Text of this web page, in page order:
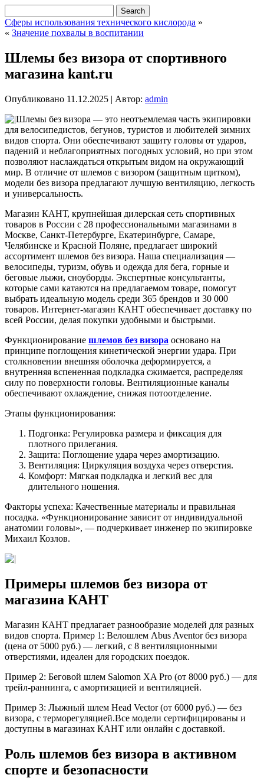
Сферы использования технического кислорода »
« Значение похвалы в воспитании
Шлемы без визора от спортивного
магазина kant.ru
Опубликовано 11.12.2025 | Автор: admin
Шлемы без визора — это неотъемлемая часть экипировки
для велосипедистов, бегунов, туристов и любителей зимних
видов спорта. Они обеспечивают защиту головы от ударов,
падений и неблагоприятных погодных условий, но при этом
позволяют наслаждаться открытым видом на окружающий
мир. В отличие от шлемов с визором (защитным щитком),
модели без визора предлагают лучшую вентиляцию, легкость
и универсальность.
Магазин КАНТ, крупнейшая дилерская сеть спортивных
товаров в России с 28 профессиональными магазинами в
Москве, Санкт-Петербурге, Екатеринбурге, Самаре,
Челябинске и Красной Поляне, предлагает широкий
ассортимент шлемов без визора. Наша специализация —
велосипеды, туризм, обувь и одежда для бега, горные и
беговые лыжи, сноуборды. Экспертные консультанты,
которые сами катаются на предлагаемом товаре, помогут
выбрать идеальную модель среди 365 брендов и 30 000
товаров. Интернет-магазин КАНТ обеспечивает доставку по
всей России, делая покупки удобными и быстрыми.
Функционирование шлемов без визора основано на
принципе поглощения кинетической энергии удара. При
столкновении внешняя оболочка деформируется, а
внутренняя вспененная подкладка сжимается, распределяя
силу по поверхности головы. Вентиляционные каналы
обеспечивают охлаждение, снижая потоотделение.
Этапы функционирования:
Подгонка: Регулировка размера и фиксация для
плотного прилегания.
Защита: Поглощение удара через амортизацию.
Вентиляция: Циркуляция воздуха через отверстия.
Комфорт: Мягкая подкладка и легкий вес для
длительного ношения.
Факторы успеха: Качественные материалы и правильная
посадка. «Функционирование зависит от индивидуальной
анатомии головы», — подчеркивает инженер по экипировке
Михаил Козлов.
Примеры шлемов без визора от
магазина КАНТ
Магазин КАНТ предлагает разнообразие моделей для разных
видов спорта. Пример 1: Велошлем Abus Aventor без визора
(цена от 5000 руб.) — легкий, с 8 вентиляционными
отверстиями, идеален для городских поездок.
Пример 2: Беговой шлем Salomon XA Pro (от 8000 руб.) — для
трейл-раннинга, с амортизацией и вентиляцией.
Пример 3: Лыжный шлем Head Vector (от 6000 руб.) — без
визора, с терморегуляцией.Все модели сертифицированы и
доступны в магазинах КАНТ или онлайн с доставкой.
Роль шлемов без визора в активном
спорте и безопасности